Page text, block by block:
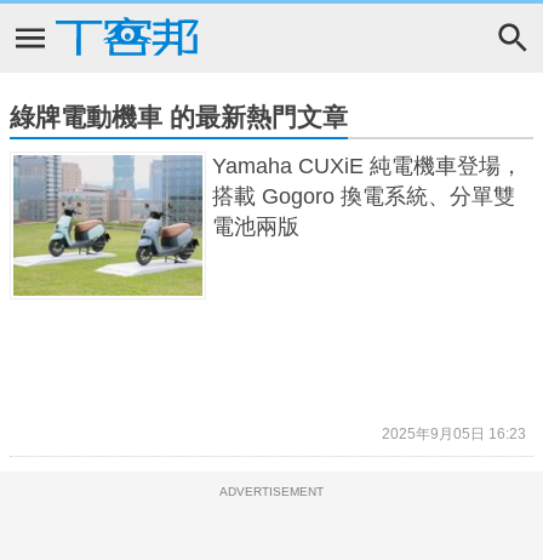
綠牌電動機車 的最新熱門文章
Yamaha CUXiE 純電機車登場，
搭載 Gogoro 換電系統、分單雙
電池兩版
2025年9月05日 16:23
ADVERTISEMENT